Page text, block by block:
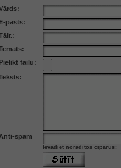
E-pasts:
Pielikt failu:
Anti-spam
Ievadiet norādītos ciparus: